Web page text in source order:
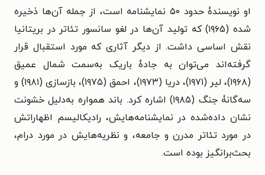
او نویسندۀ حدود ۵۰ نمایشنامه است، از جمله آن‌ها ذخیره
شده (۱۹۶۵) که تولید آن‌ها در لغو سانسور تئاتر در بریتانیا
نقش اساسی داشت. از دیگر آثاری که مورد استقبال قرار
گرفته‌اند می‌توان به جادۀ باریک به‌سمت شمال عمیق
(۱۹۶۸)، لیر (۱۹۷۱)، دریا (۱۹۷۳)، احمق (۱۹۷۵)، بازسازی (۱۹۸۱) و
سه‌گانۀ جنگ (۱۹۸۵) اشاره کرد. باند همواره به‌دلیل خشونت
نشان داده‌شده در نمایشنامه‌هایش، رادیکالیسم اظهاراتش
در مورد تئاتر مدرن و جامعه، و نظریه‌هایش در مورد درام،
بحث‌برانگیز بوده است.